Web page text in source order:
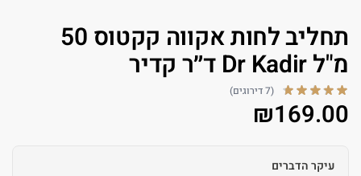
תחליב לחות אקווה קקטוס 50
מ"ל Dr Kadir ד״ר קדיר
(7 דירוגים)
₪169.00
עיקר הדברים